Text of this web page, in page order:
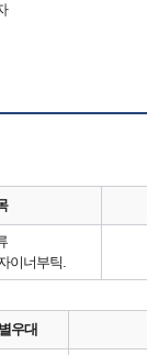
이너부틱.
우대